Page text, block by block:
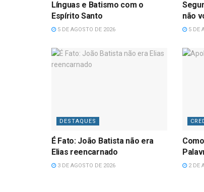
Línguas e Batismo com o
Espírito Santo
5 DE AGOSTO DE 2026
não
5 DE
DESTAQUES
É Fato: João Batista não era
Elias reencarnado
3 DE AGOSTO DE 2026 2 DE